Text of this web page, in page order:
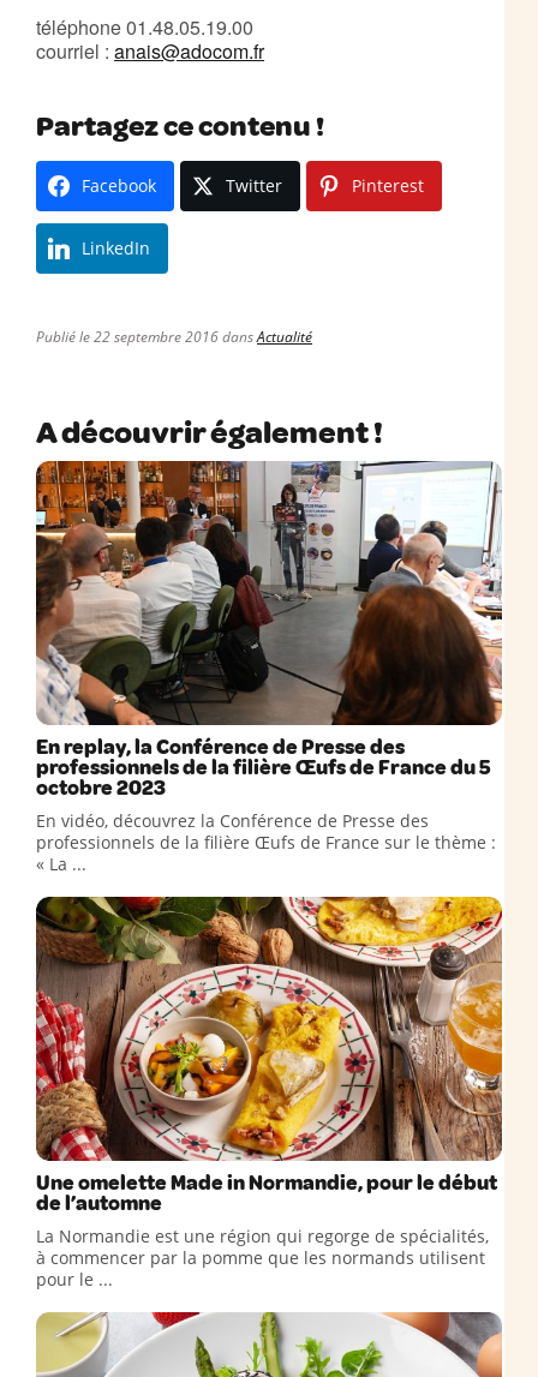
téléphone 01.48.05.19.00
courriel : anais@adocom.fr
Partagez ce contenu !
Facebook Twitter Pinterest
LinkedIn
Publié le 22 septembre 2016 dansActualité
A découvrir également !
En replay, la Conférence de Presse des
professionnels de la filière Œufs de France du 5
octobre 2023
En vidéo, découvrez la Conférence de Presse des
professionnels de la filière Œufs de France sur le thème :
« La ...
Une omelette Made in Normandie, pour le début
de l’automne
La Normandie est une région qui regorge de spécialités,
à commencer par la pomme que les normands utilisent
pour le ...